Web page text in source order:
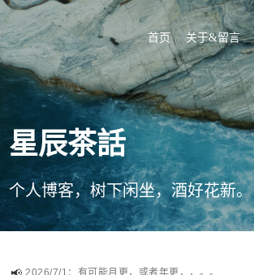
首页 关于&留言
星辰茶話
个人博客，树下闲坐，酒好花新。
2026/7/1：有可能月更，或者年更，，。。